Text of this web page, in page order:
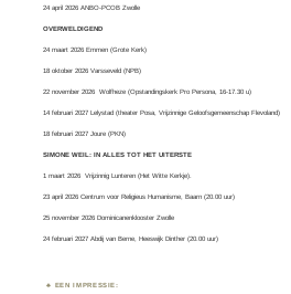
24 april 2026 ANBO-PCOB Zwolle
OVERWELDIGEND
24 maart 2026 Emmen (Grote Kerk)
18 oktober 2026 Varsseveld (NPB)
22 november 2026 Wolfheze (Opstandingskerk Pro Persona, 16-17.30 u)
14 februari 2027 Lelystad (theater Posa, Vrijzinnige Geloofsgemeenschap Flevoland)
18 februari 2027 Joure (PKN)
SIMONE WEIL: IN ALLES TOT HET UITERSTE
1 maart 2026Vrijzinnig Lunteren (Het Witte Kerkje).
23 april 2026 Centrum voor Religieus Humanisme, Baarn (20.00 uur)
25 november 2026 Dominicanenklooster Zwolle
24 februari 2027 Abdij van Berne, Heeswijk Dinther (20.00 uur)
EEN IMPRESSIE: